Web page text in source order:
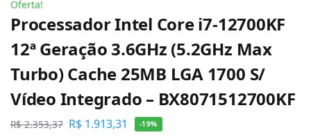
Oferta!
Processador Intel Core i7-12700KF
12ª Geração 3.6GHz (5.2GHz Max
Turbo) Cache 25MB LGA 1700 S/
Vídeo Integrado – BX8071512700KF
R$2.353,37 R$ 1.913,31 -19%